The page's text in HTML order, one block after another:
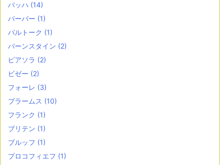
バッハ (14)
バーバー (1)
バルトーク (1)
バーンスタイン (2)
ピアソラ (2)
ビゼー (2)
フォーレ (3)
ブラームス (10)
フランク (1)
ブリテン (1)
ブルッフ (1)
プロコフィエフ (1)